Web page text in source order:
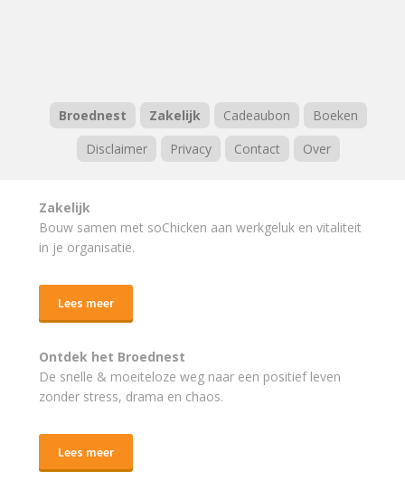
Broednest Zakelijk Cadeaubon
Boeken
Disclaimer
Privacy Contact Over
Zakelijk
Bouw samen met soChicken aan werkgeluk en vitaliteit
in je organisatie.
Lees meer
Ontdek het Broednest
De snelle & moeiteloze weg naar een positief leven
zonder stress, drama en chaos.
Lees meer